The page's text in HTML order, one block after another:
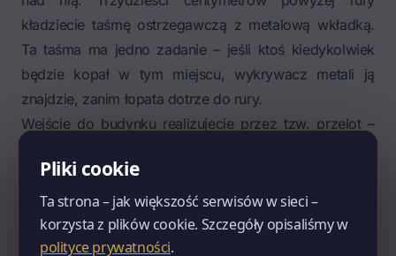
kładziecie taśmę ostrzegawczą z metalową wkładką.
Ta taśma ma jedno zadanie – jeśli ktoś kiedykolwiek
będzie kopał w tym miejscu, wykrywacz metali ją
znajdzie, zanim łopata dotrze do rury.
Wejście do budynku realizujecie przez tzw. przelot –
stopni na dole (na głębokości 120–140 cm). Wewnątrz
domu, w miejscu wejścia rury, montujecie elementy w
określonej kolejności (zgodnie z warunkami
technicznymi od dostawcy wody): zawór kulowy,
Pliki cookie
Ta strona – jak większość serwisów w sieci –
korzysta z plików cookie. Szczegóły opisaliśmy w
polityce prywatności.